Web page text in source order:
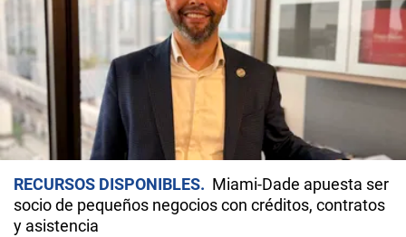
RECURSOS DISPONIBLES
Miami-Dade apuesta ser
socio de pequeños negocios con créditos, contratos
y asistencia